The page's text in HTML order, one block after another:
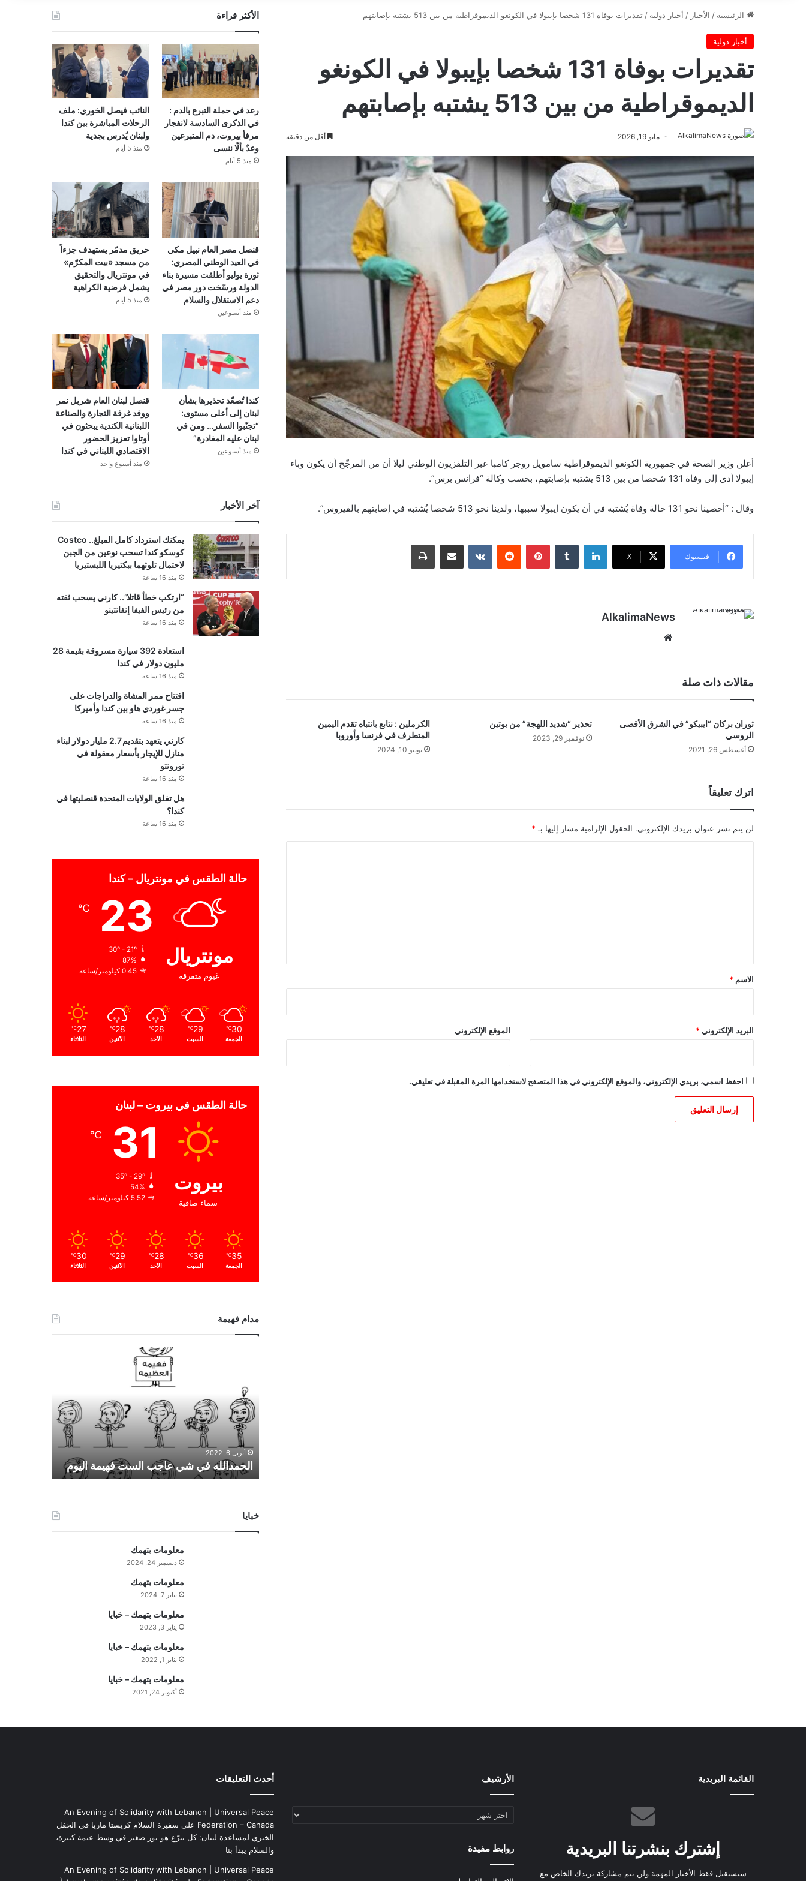
الرئيسية / الأخبار / أخبار دولية / تقديرات بوفاة 131 شخصا بإيبولا في الكونغو الديموقراطية من بين 513 يشتبه بإصابتهم
أخبار دولية
تقديرات بوفاة 131 شخصا بإيبولا في الكونغو
الديموقراطية من بين 513 يشتبه بإصابتهم
مايو 19, 2026 أقل من دقيقة
أعلن وزير الصحة في جمهورية الكونغو الديموقراطية سامويل روجر كامبا عبر التلفزيون الوطني ليلا أن من المرجّح أن يكون وباء
إيبولا أدى إلى وفاة 131 شخصا من بين 513 يشتبه بإصابتهم، بحسب وكالة “فرانس برس”.
وقال : “أحصينا نحو 131 حالة وفاة يُشتبه في أن يكون إيبولا سببها، ولدينا نحو 513 شخصا يُشتبه في إصابتهم بالفيروس”.
فيسبوك ‫X
لينكدإن بينتيريست
AlkalimaNews
مقالات ذات صلة
ثوران بركان “ايبيكو” في الشرق الأقصى
الروسي
أغسطس 26, 2021
تحذير “شديد اللهجة” من بوتين
نوفمبر 29, 2023
الكرملين : نتابع بانتباه تقدم اليمين
المتطرف في فرنسا وأوروبا
يونيو 10, 2024
اترك تعليقاً
لن يتم نشر عنوان بريدك الإلكتروني. الحقول الإلزامية مشار إليها بـ *
*
الاسم *
البريد الإلكتروني * الموقع الإلكتروني
احفظ اسمي، بريدي الإلكتروني، والموقع الإلكتروني في هذا المتصفح لاستخدامها المرة المقبلة في تعليقي.
الأكثر قراءة
رعد في حملة التبرع بالدم :
في الذكرى السادسة لانفجار
مرفأ بيروت، دم المتبرعين
وعدٌ بألّا ننسى
منذ 5 أيام
النائب فيصل الخوري: ملف
الرحلات المباشرة بين كندا
ولبنان يُدرس بجدية
منذ 5 أيام
قنصل مصر العام نبيل مكي
في العيد الوطني المصري:
ثورة يوليو أطلقت مسيرة بناء
الدولة ورسّخت دور مصر في
دعم الاستقلال والسلام
منذ أسبوعين
حريق مدمّر يستهدف جزءاً
من مسجد «بيت المكرّم»
في مونتريال والتحقيق
يشمل فرضية الكراهية
منذ 5 أيام
كندا تُصعّد تحذيرها بشأن
لبنان إلى أعلى مستوى:
“تجنّبوا السفر… ومن في
لبنان عليه المغادرة”
منذ أسبوعين
قنصل لبنان العام شربل نمر
ووفد غرفة التجارة والصناعة
اللبنانية الكندية يبحثون في
أوتاوا تعزيز الحضور
الاقتصادي اللبناني في كندا
منذ أسبوع واحد
آخر الأخبار
يمكنك استرداد كامل المبلغ.. Costco
كوسكو كندا تسحب نوعين من الجبن
لاحتمال تلوثهما ببكتيريا الليستيريا
منذ 16 ساعة
“ارتكب خطأ قاتلا”.. كارني يسحب ثقته
من رئيس الفيفا إنفانتينو
منذ 16 ساعة
استعادة 392 سيارة مسروقة بقيمة 28
مليون دولار في كندا
منذ 16 ساعة
افتتاح ممر المشاة والدراجات على
جسر غوردي هاو بين كندا وأميركا
منذ 16 ساعة
كارني يتعهد بتقديم 2.7 مليار دولار لبناء
منازل للإيجار بأسعار معقولة في
تورونتو
منذ 16 ساعة
هل تغلق الولايات المتحدة قنصليتها في
كندا؟
منذ 16 ساعة
حالة الطقس في مونتريال – كندا
مونتريال
غيوم متفرقة
23
℃
30º - 21º
87%
0.45 كيلومتر/ساعة
30
℃
الجمعة
29
℃
السبت
28
℃
الأحد
28
℃
الأثنين
27
℃
الثلاثاء
حالة الطقس في بيروت – لبنان
بيروت
سماء صافية
31
℃
35º - 29º
54%
5.52 كيلومتر/ساعة
35
℃
الجمعة
36
℃
السبت
28
℃
الأحد
29
℃
الأثنين
30
℃
الثلاثاء
مدام فهيمة
د
ي
ع
ا
أبريل 6, 2022
الحمدالله في شي عاجب الست فهيمة اليوم
خبايا
معلومات بتهمك
ديسمبر 24, 2024
معلومات بتهمك
يناير 7, 2024
معلومات بتهمك – خبايا
يناير 3, 2023
معلومات بتهمك – خبايا
يناير 1, 2022
معلومات بتهمك – خبايا
أكتوبر 24, 2021
القائمة البريدية
إشترك بنشرتنا البريدية
ستستقبل فقط الأخبار المهمة ولن يتم مشاركة بريدك الخاص مع
الأرشيف
الأرشيف
روابط مفيدة
أحدث التعليقات
An Evening of Solidarity with Lebanon | Universal Peace
Federation – Canada على سفيرة السلام كريستا ماريا في الحفل
الخيري لمساعدة لبنان: كل تبرّع هو نور صغير في وسط عتمة كبيرة،
والسلام يبدأ بنا
An Evening of Solidarity with Lebanon | Universal Peace